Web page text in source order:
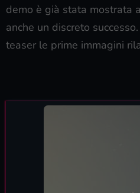
demo è già stata mostrata
anche un discreto
teaser le prime immagini